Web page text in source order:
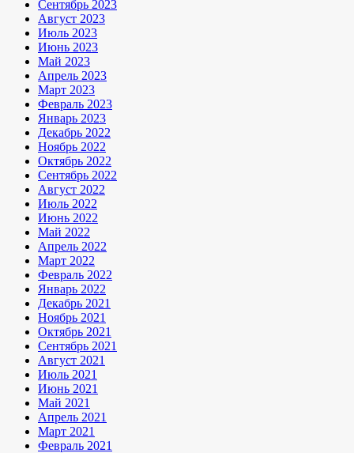
Сентябрь 2023
Август 2023
Июль 2023
Июнь 2023
Май 2023
Апрель 2023
Март 2023
Февраль 2023
Январь 2023
Декабрь 2022
Ноябрь 2022
Октябрь 2022
Сентябрь 2022
Август 2022
Июль 2022
Июнь 2022
Май 2022
Апрель 2022
Март 2022
Февраль 2022
Январь 2022
Декабрь 2021
Ноябрь 2021
Октябрь 2021
Сентябрь 2021
Август 2021
Июль 2021
Июнь 2021
Май 2021
Апрель 2021
Март 2021
Февраль 2021